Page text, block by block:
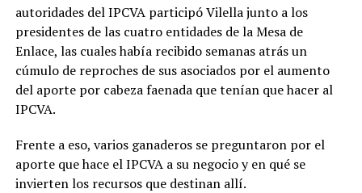
autoridades del IPCVA participó Vilella junto a los
presidentes de las cuatro entidades de la Mesa de
Enlace, las cuales había recibido semanas atrás un
cúmulo de reproches de sus asociados por el aumento
del aporte por cabeza faenada que tenían que hacer al
IPCVA.
Frente a eso, varios ganaderos se preguntaron por el
aporte que hace el IPCVA a su negocio y en qué se
invierten los recursos que destinan allí.